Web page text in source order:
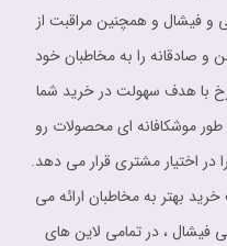
فیشال و همچنین مراقبت از
صادقانه را به مخاطبان خود
با هدف سهولت در خرید شما
موشکافانه ای محصولات رو
در اختیار مشتری قرار می دهد.
حهت خرید بهتر به مخاطبان ارائه می
فیشال ، در تمامی لاین های